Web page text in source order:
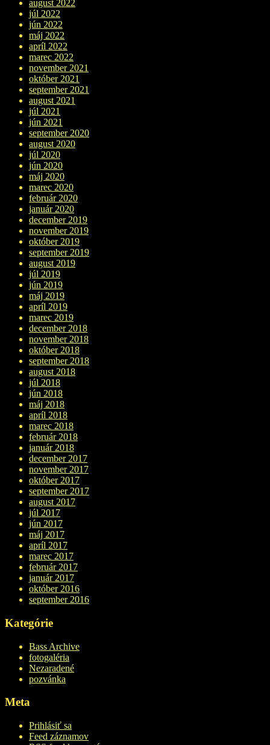
august 2022
júl 2022
jún 2022
máj 2022
apríl 2022
marec 2022
november 2021
október 2021
september 2021
august 2021
júl 2021
jún 2021
september 2020
august 2020
júl 2020
jún 2020
máj 2020
marec 2020
február 2020
január 2020
december 2019
november 2019
október 2019
september 2019
august 2019
júl 2019
jún 2019
máj 2019
apríl 2019
marec 2019
december 2018
november 2018
október 2018
september 2018
august 2018
júl 2018
jún 2018
máj 2018
apríl 2018
marec 2018
február 2018
január 2018
december 2017
november 2017
október 2017
september 2017
august 2017
júl 2017
jún 2017
máj 2017
apríl 2017
marec 2017
február 2017
január 2017
október 2016
september 2016
Kategórie
Bass Archive
fotogaléria
Nezaradené
pozvánka
Meta
Prihlásiť sa
Feed záznamov